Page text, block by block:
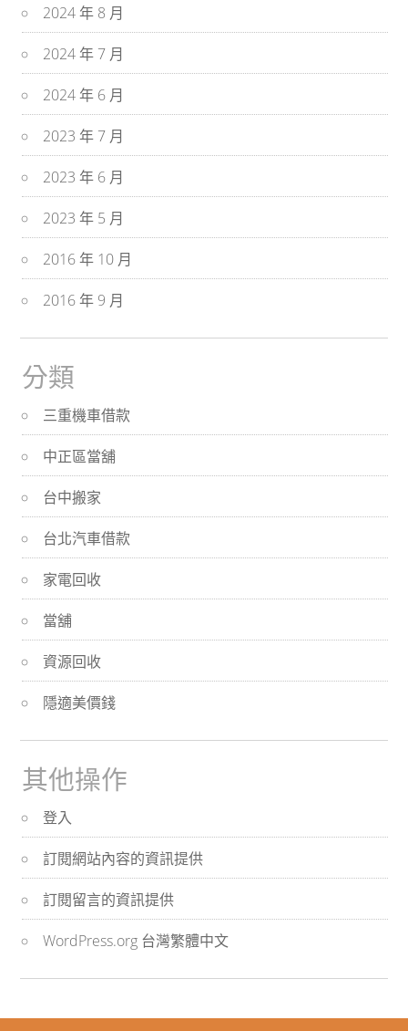
2024 年 8 月
2024 年 7 月
2024 年 6 月
2023 年 7 月
2023 年 6 月
2023 年 5 月
2016 年 10 月
2016 年 9 月
分類
三重機車借款
中正區當舖
台中搬家
台北汽車借款
家電回收
當舖
資源回收
隱適美價錢
其他操作
登入
訂閱網站內容的資訊提供
訂閱留言的資訊提供
WordPress.org 台灣繁體中文